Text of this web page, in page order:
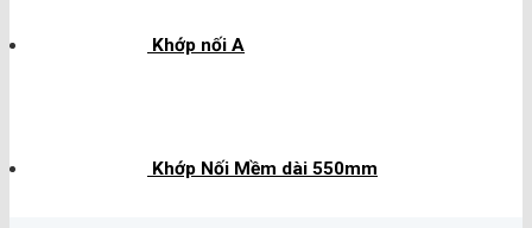
Khớp nối A
Khớp Nối Mềm dài 550mm